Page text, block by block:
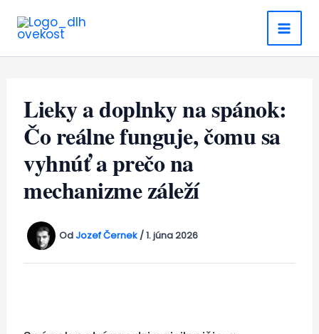
Lieky a doplnky na spánok:
Čo reálne funguje, čomu sa
vyhnúť a prečo na
mechanizme záleží
OdJozef Černek /1. júna 2026